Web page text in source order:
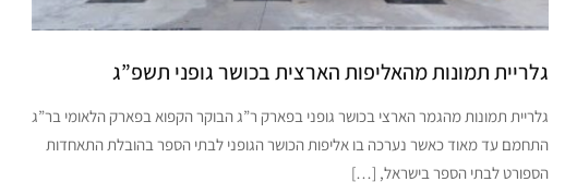
גלריית תמונות מהאליפות הארצית בכושר גופני תשפ”ג
גלריית תמונות מהגמר הארצי בכושר גופני בפארק ר”ג הבוקר הקפוא בפארק הלאומי בר”ג
התחמם עד מאוד כאשר נערכה בו אליפות הכושר הגופני לבתי הספר בהובלת התאחדות
הספורט לבתי הספר בישראל, […]